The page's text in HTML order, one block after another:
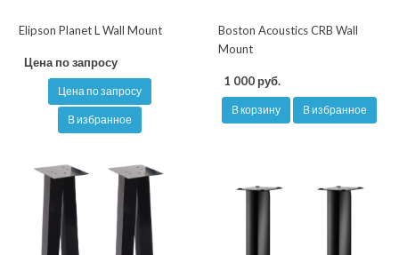
Elipson Planet L Wall Mount
Цена по запросу
Цена по запросу
В избранное
Boston Acoustics CRB Wall
Mount
1 000 руб.
В корзину В избранное